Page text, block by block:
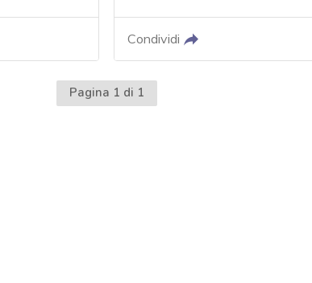
Condividi
Pagina 1 di 1